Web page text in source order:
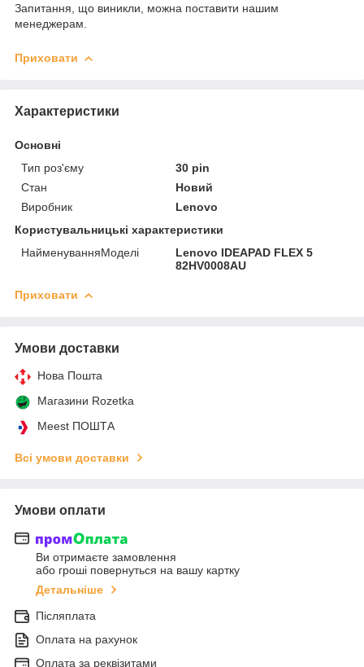
Запитання, що виникли, можна поставити нашим
менеджерам.
Приховати
Характеристики
Основні
Тип роз'єму
30 pin
Стан
Новий
Виробник
Lenovo
Користувальницькі характеристики
НайменуванняМоделі
Lenovo IDEAPAD FLEX 5
82HV0008AU
Приховати
Умови доставки
Нова Пошта
Магазини Rozetka
Meest ПОШТА
Всі умови доставки
Умови оплати
Ви отримаєте замовлення
або гроші повернуться на вашу картку
Детальніше
Післяплата
Оплата на рахунок
Оплата за реквізитами